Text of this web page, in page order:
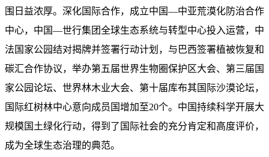
围日益浓厚。深化国际合作，成立中国—中亚荒漠化防治合作
中心，中国—世行集团全球生态系统与转型中心投入运营，中
法国家公园结对揭牌并签署行动计划，与巴西签署植被恢复和
碳汇合作协议，举办第五届世界生物圈保护区大会、第三届国
家公园论坛、世界林木业大会、第十届库布其国际沙漠论坛，
国际红树林中心意向成员国增加至20个。中国持续科学开展大
规模国土绿化行动，得到了国际社会的充分肯定和高度评价，
成为全球生态治理的典范。